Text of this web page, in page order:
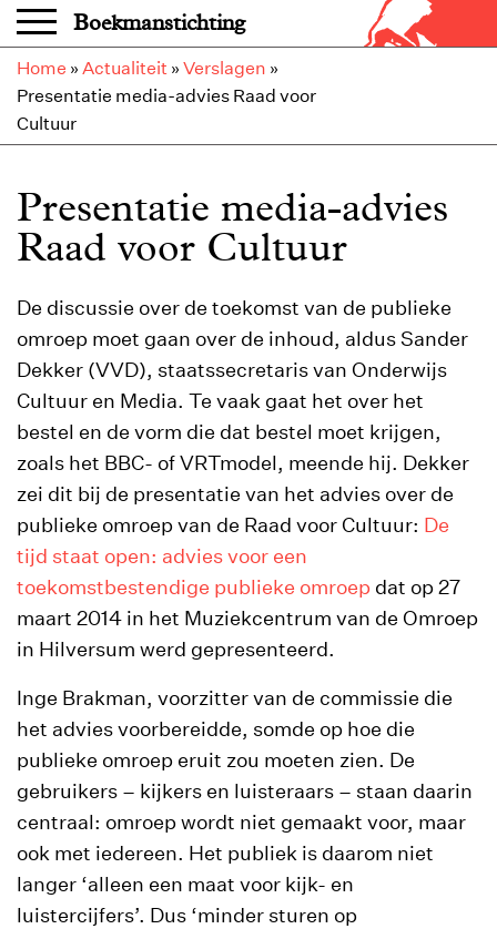
Overslaan en naar de inhoud gaan
Boekmanstichting
Home » Actualiteit » Verslagen »
Presentatie media-advies Raad voor
Cultuur
Presentatie media-advies
Raad voor Cultuur
De discussie over de toekomst van de publieke
omroep moet gaan over de inhoud, aldus Sander
Dekker (VVD), staatssecretaris van Onderwijs
Cultuur en Media. Te vaak gaat het over het
bestel en de vorm die dat bestel moet krijgen,
zoals het BBC- of VRTmodel, meende hij. Dekker
zei dit bij de presentatie van het advies over de
publieke omroep van de Raad voor Cultuur: De
tijd staat open: advies voor een
toekomstbestendige publieke omroep dat op 27
maart 2014 in het Muziekcentrum van de Omroep
in Hilversum werd gepresenteerd.
Inge Brakman, voorzitter van de commissie die
het advies voorbereidde, somde op hoe die
publieke omroep eruit zou moeten zien. De
gebruikers – kijkers en luisteraars – staan daarin
centraal: omroep wordt niet gemaakt voor, maar
ook met iedereen. Het publiek is daarom niet
langer ‘alleen een maat voor kijk- en
luistercijfers’. Dus ‘minder sturen op